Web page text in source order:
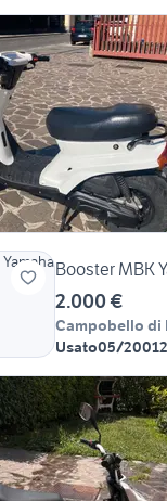
Booster MBK
2.000 €
Campobello di
Usato05/2001